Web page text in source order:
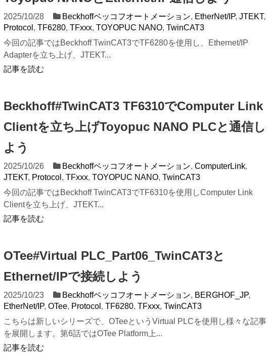
2025/10/28 Beckhoffベッコフオートメーション, EtherNet/IP, JTEKT,
Protocol , TF6280, TFxxx, TOYOPUC NANO, TwinCAT3
今回の記事ではBeckhoff TwinCAT3でTF6280を使用し、Ethernet/IP
Adapterを立ち上げ、JTEKT...
記事を読む
Beckhoff#TwinCAT3 TF6310でComputer Link
Clientを立ち上げToyopuc NANO PLCと通信し
よう
2025/10/26 Beckhoffベッコフオートメーション, ComputerLink,
JTEKT, Protocol , TFxxx, TOYOPUC NANO, TwinCAT3
今回の記事ではBeckhoff TwinCAT3でTF6310を使用しComputer Link
Clientを立ち上げ、JTEKT...
記事を読む
OTee#Virtual PLC_Part06_TwinCAT3と
Ethernet/IPで接続しよう
2025/10/23 Beckhoffベッコフオートメーション, BERGHOF_JP,
EtherNet/IP, OTee, Protocol , TF6280, TFxxx, TwinCAT3
こちらは新しいシリーズで、OTeeというVirtual PLCを使用し様々な記事
を展開します。第6話ではOTee Platform上...
記事を読む